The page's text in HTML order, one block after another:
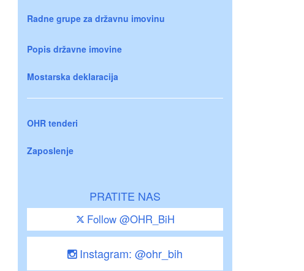
Radne grupe za državnu imovinu
Popis državne imovine
Mostarska deklaracija
OHR tenderi
Zaposlenje
PRATITE NAS
Follow @OHR_BiH
Instagram: @ohr_bih